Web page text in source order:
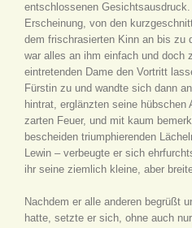
entschlossenen
Erscheinung, von den
dem frischrasierten Kinn an bis zu
war alles an ihm einfach und doch
eintretenden Dame den Vortritt
Fürstin zu und wandte sich dann
hintrat, erglänzten seine hübschen
zarten Feuer, und mit kaum
bescheiden triumphierenden
Lewin – verbeugte er sich
ihr seine ziemlich kleine, aber
Nachdem er alle anderen begrüßt
hatte, setzte er sich, ohne auch